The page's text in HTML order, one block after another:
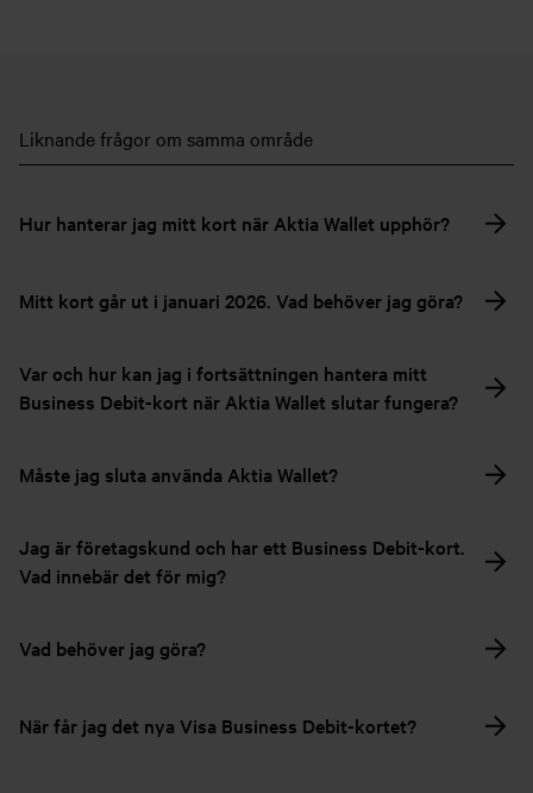
Liknande frågor om samma område
Hur hanterar jag mitt kort när Aktia Wallet upphör?
Mitt kort går ut i januari 2026. Vad behöver jag göra?
Var och hur kan jag i fortsättningen hantera mitt
Business Debit-kort när Aktia Wallet slutar fungera?
Måste jag sluta använda Aktia Wallet?
Jag är företagskund och har ett Business Debit-kort.
Vad innebär det för mig?
Vad behöver jag göra?
När får jag det nya Visa Business Debit-kortet?